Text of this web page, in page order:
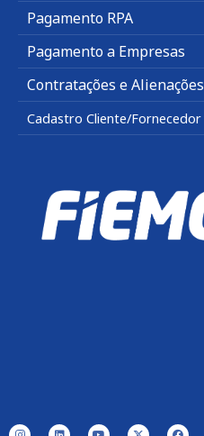
Pagamento RPA
Pagamento a Empresas
Contratações e Alienações
Cadastro Cliente/Fornecedor